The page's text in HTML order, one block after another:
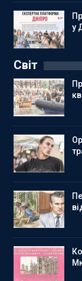
у
Світ